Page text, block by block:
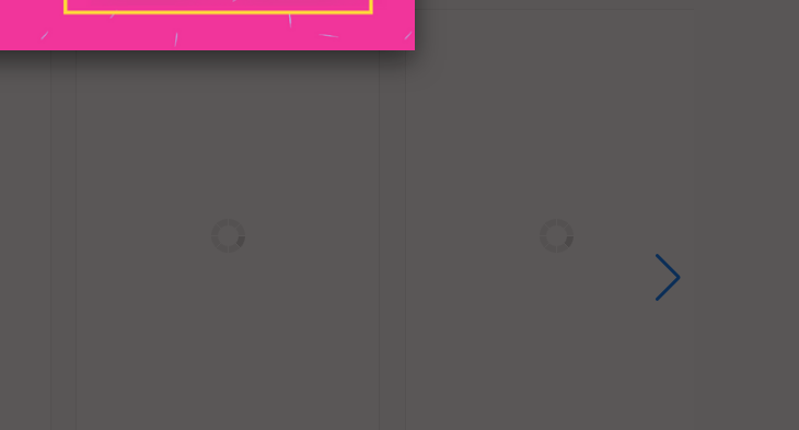
Klitoris ve anal uyarıcı titreşim motorları (17000 RPM/DK) aynı güç butonu, vajinal
uyarıcı titreşim motoru (9000 RPM/DK) diğer güç butonu ile kontrol edilir.